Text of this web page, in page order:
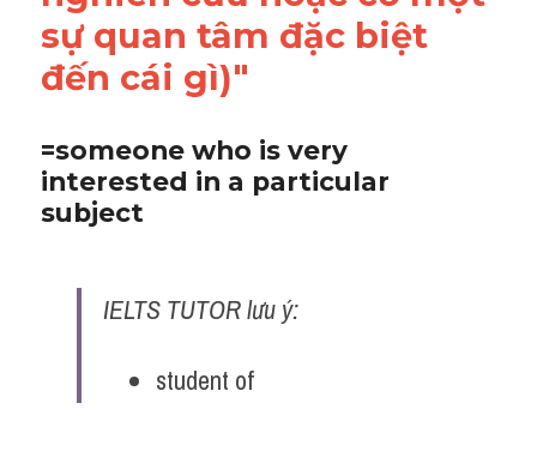
sự quan tâm đặc biệt
đến cái gì)"
=someone who is very
interested in a particular
subject
IELTS TUTOR lưu ý:
student of